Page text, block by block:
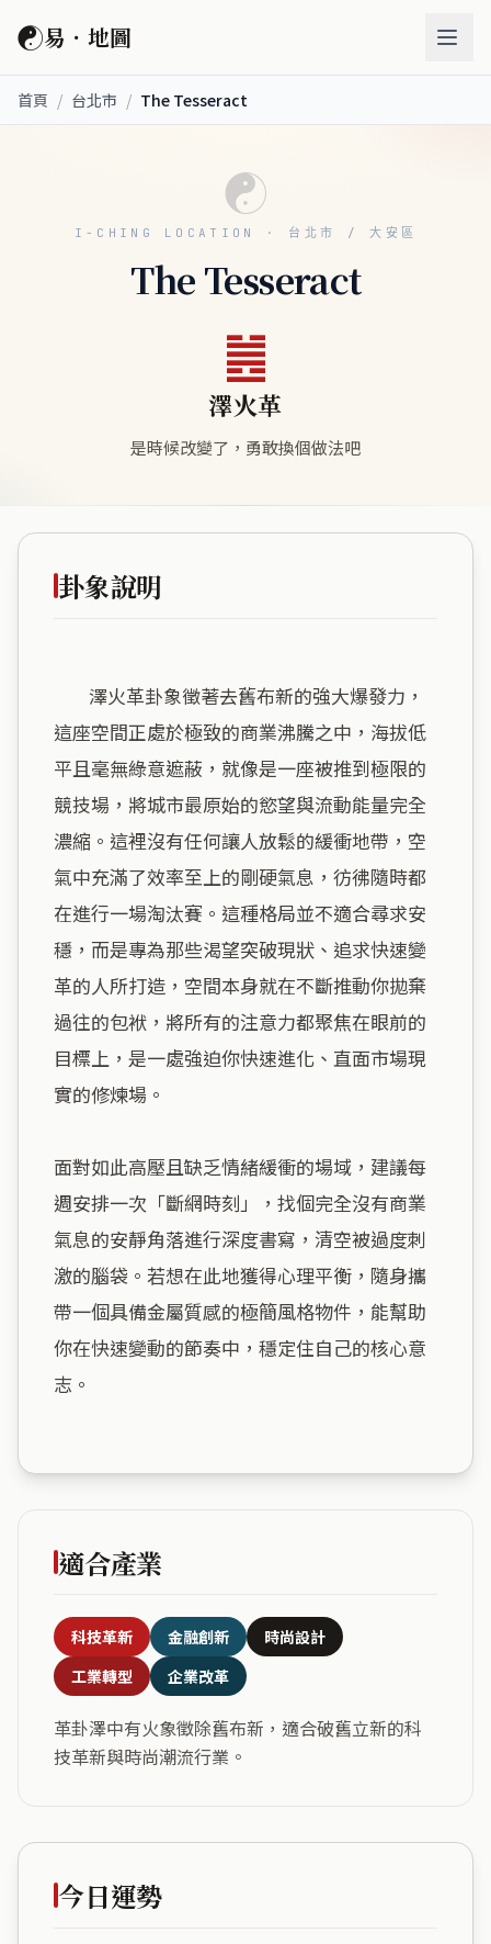
☯易．地圖
首頁 / 台北市 / The Tesseract
☯
I-CHING LOCATION · 台北市 / 大安區
The Tesseract
䷰
澤火革
是時候改變了，勇敢換個做法吧
卦象說明
這座空間正處於極致的商業沸騰之中，海拔低
平且毫無綠意遮蔽，就像是一座被推到極限的
競技場，將城市最原始的慾望與流動能量完全
濃縮。這裡沒有任何讓人放鬆的緩衝地帶，空
氣中充滿了效率至上的剛硬氣息，彷彿隨時都
在進行一場淘汰賽。這種格局並不適合尋求安
穩，而是專為那些渴望突破現狀、追求快速變
革的人所打造，空間本身就在不斷推動你拋棄
過往的包袱，將所有的注意力都聚焦在眼前的
目標上，是一處強迫你快速進化、直面市場現
實的修煉場。
面對如此高壓且缺乏情緒緩衝的場域，建議每
週安排一次「斷網時刻」，找個完全沒有商業
氣息的安靜角落進行深度書寫，清空被過度刺
激的腦袋。若想在此地獲得心理平衡，隨身攜
帶一個具備金屬質感的極簡風格物件，能幫助
你在快速變動的節奏中，穩定住自己的核心意
志。
適合產業
科技革新 金融創新
時尚設計
工業轉型
企業改革
革卦澤中有火象徵除舊布新，適合破舊立新的科
技革新與時尚潮流行業。
今日運勢